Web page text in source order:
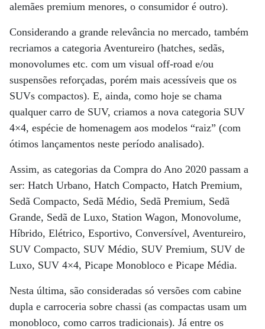
alemães premium menores, o consumidor é outro).
Considerando a grande relevância no mercado, também
recriamos a categoria Aventureiro (hatches, sedãs,
monovolumes etc. com um visual off-road e/ou
suspensões reforçadas, porém mais acessíveis que os
SUVs compactos). E, ainda, como hoje se chama
qualquer carro de SUV, criamos a nova categoria SUV
4×4, espécie de homenagem aos modelos “raiz” (com
ótimos lançamentos neste período analisado).
Assim, as categorias da Compra do Ano 2020 passam a
ser: Hatch Urbano, Hatch Compacto, Hatch Premium,
Sedã Compacto, Sedã Médio, Sedã Premium, Sedã
Grande, Sedã de Luxo, Station Wagon, Monovolume,
Híbrido, Elétrico, Esportivo, Conversível, Aventureiro,
SUV Compacto, SUV Médio, SUV Premium, SUV de
Luxo, SUV 4×4, Picape Monobloco e Picape Média.
Nesta última, são consideradas só versões com cabine
dupla e carroceria sobre chassi (as compactas usam um
monobloco, como carros tradicionais). Já entre os